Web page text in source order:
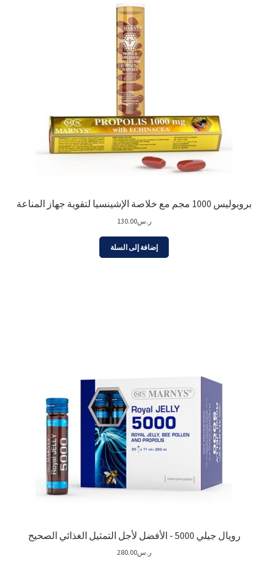
بروبوليس 1000 مجم مع خلاصة الإشينسيا لتقوية جهاز المناعة
ر.س130.00
إضافة إلى السلة
رويال جيلي 5000 - الأفضل لأجل التمثيل الغذائي الصحيح
ر.س280.00